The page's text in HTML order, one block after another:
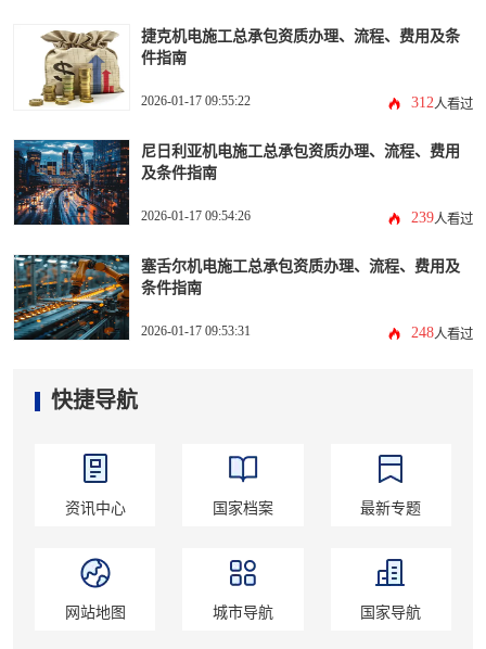
捷克机电施工总承包资质办理、流程、费用及条
件指南
2026-01-17 09:55:22 312人看过
尼日利亚机电施工总承包资质办理、流程、费用
及条件指南
2026-01-17 09:54:26 239人看过
塞舌尔机电施工总承包资质办理、流程、费用及
条件指南
2026-01-17 09:53:31 248人看过
快捷导航
资讯中心 国家档案 最新专题
网站地图 城市导航 国家导航